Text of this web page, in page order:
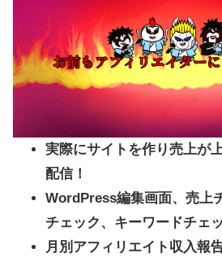
実際にサイトを作り売上が
配信！
WordPress編集画面、売上
チェック、キーワードチェ
月別アフィリエイト収入報